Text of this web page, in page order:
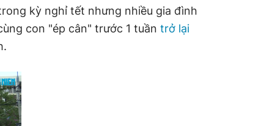
kỳ nghỉ tết nhưng nhiều gia đình
con "ép cân" trước 1 tuần trở lại